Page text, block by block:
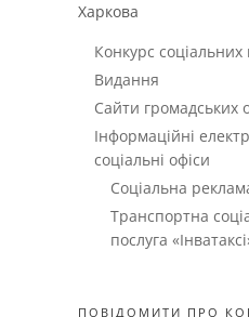
Харкова
Конкурс соціальних
Видання
Сайти громадських
Інформаційні
соціальні офіси
Соціальна
Транспортна
послуга
ПОВІДОМИТИ ПРО